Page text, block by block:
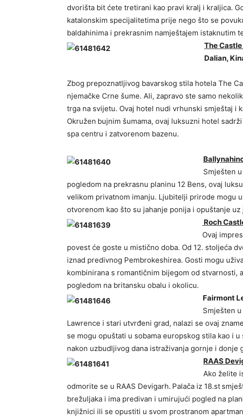
dvorišta bit ćete tretirani kao pravi kralj i kraljica.
katalonskim specijalitetima prije nego što se
baldahinima i prekrasnim namještajem istaknutim
The
Dalian,
Zbog prepoznatljivog bavarskog stila hotela The
njemačke Crne šume. Ali, zapravo ste samo
trga na svijetu. Ovaj hotel nudi vrhunski smještaj i
Okružen bujnim šumama, ovaj luksuzni hotel
spa centru i zatvorenom bazenu.
Smješten
pogledom na prekrasnu planinu 12 Bens, ovaj
velikom privatnom imanju. Ljubitelji prirode mogu
otvorenom kao što su jahanje ponija i opuštanje
Roch
Ovaj
povest će goste u mistično doba. Od 12. stoljeća
iznad predivnog Pembrokeshirea. Gosti mogu
kombinirana s romantičnim bijegom od stvarnosti,
pogledom na britansku obalu i okolicu.
Fairmont
Smješten
Lawrence i stari utvrđeni grad, nalazi se ovaj
se mogu opuštati u sobama europskog stila kao i
nakon uzbudljivog dana istraživanja gornje i donje
RAAS
Ako želite
odmorite se u RAAS Devigarh. Palača iz 18.st
brežuljaka i ima predivan i umirujući pogled na
knjižnici ili se opustiti u svom prostranom